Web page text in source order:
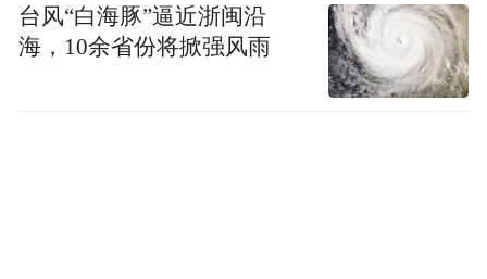
台风“白海豚”逼近浙闽沿
海，10余省份将掀强风雨